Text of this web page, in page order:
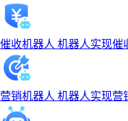
催收机器人 机器人实现催
营销机器人 机器人实现营